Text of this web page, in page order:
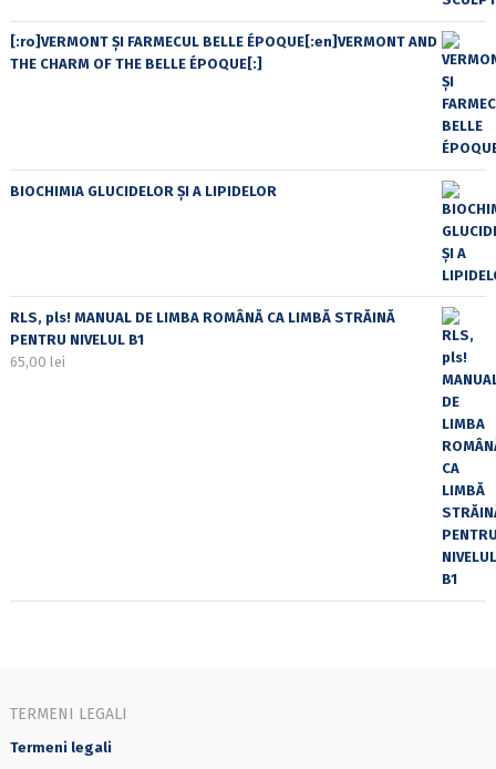
[:ro]VERMONT ȘI FARMECUL BELLE ÉPOQUE[:en]VERMONT AND
THE CHARM OF THE BELLE ÉPOQUE[:]
BIOCHIMIA GLUCIDELOR ȘI A LIPIDELOR
RLS, pls! MANUAL DE LIMBA ROMÂNĂ CA LIMBĂ STRĂINĂ
PENTRU NIVELUL B1
65,00 lei
TERMENI LEGALI
Termeni legali